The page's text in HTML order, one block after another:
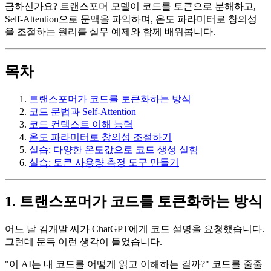
금하신가요? 트랜스포머 모델이 코드를 토큰으로 분해하고,
Self-Attention으로 문맥을 파악하며, 온도 파라미터로 창의성
을 조절하는 원리를 실무 예제와 함께 배워봅니다.
목차
트랜스포머가 코드를 토큰화하는 방식
코드 문법과 Self-Attention
코드 컨텍스트 이해 능력
온도 파라미터로 창의성 조절하기
실습: 다양한 온도값으로 코드 생성 실험
실습: 토큰 사용량 측정 도구 만들기
1. 트랜스포머가 코드를 토큰화하는 방식
어느 날 김개발 씨가 ChatGPT에게 코드 설명을 요청했습니다.
그런데 문득 이런 생각이 들었습니다.
"이 AI는 내 코드를 어떻게 읽고 이해하는 걸까?" 코드를 줄줄